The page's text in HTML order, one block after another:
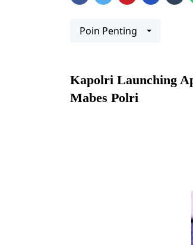
Poin Penting
Kapolri Launching
Mabes Polri